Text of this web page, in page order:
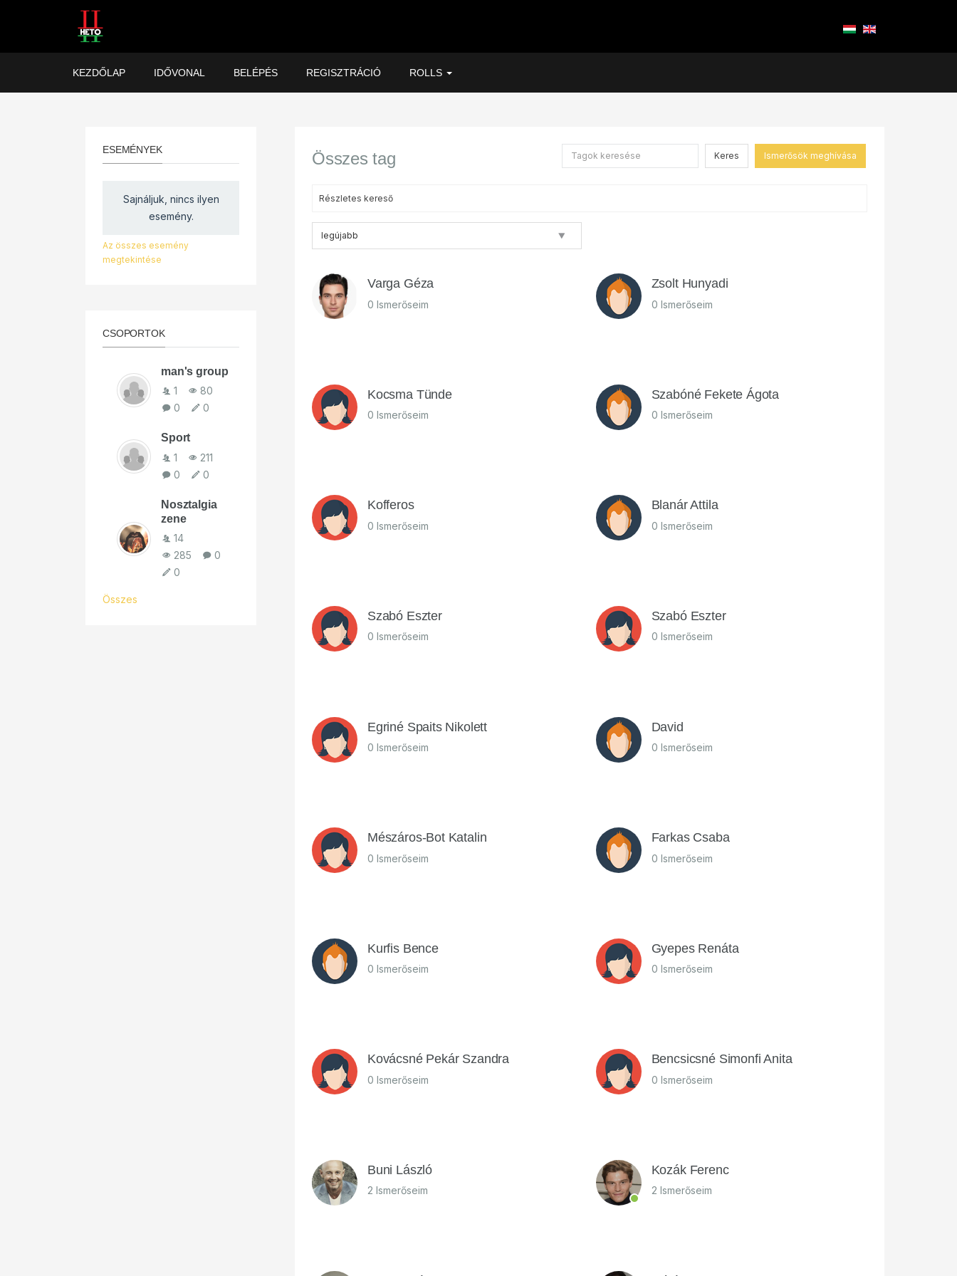
KEZDŐLAP IDŐVONAL BELÉPÉS REGISZTRÁCIÓ ROLLS
Összes tag Keres Ismerősök meghívása
Részletes kereső
Varga Géza
0 Ismerőseim
Zsolt Hunyadi
0 Ismerőseim
Kocsma Tünde
0 Ismerőseim
Szabóné Fekete Ágota
0 Ismerőseim
Kofferos
0 Ismerőseim
Blanár Attila
0 Ismerőseim
Szabó Eszter
0 Ismerőseim
Szabó Eszter
0 Ismerőseim
Egriné Spaits Nikolett
0 Ismerőseim
David
0 Ismerőseim
Mészáros-Bot Katalin
0 Ismerőseim
Farkas Csaba
0 Ismerőseim
Kurfis Bence
0 Ismerőseim
Gyepes Renáta
0 Ismerőseim
Kovácsné Pekár Szandra
0 Ismerőseim
Bencsicsné Simonfi Anita
0 Ismerőseim
Buni László
2 Ismerőseim
Kozák Ferenc
2 Ismerőseim
ESEMÉNYEK
Sajnáljuk, nincs ilyen
esemény.
Az összes esemény
megtekintése
CSOPORTOK
man's group
1
80
0
0
Sport
1
211
0
0
Nosztalgia
zene
14
285
0
0
Összes